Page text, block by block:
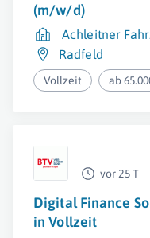
(m/w/d)
Achleitner
Radfeld
Vollzeit ab
vor 25 T
Digital Finance
in Vollzeit